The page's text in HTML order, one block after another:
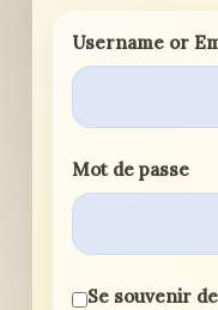
Username or
Mot de passe
Se souvenir